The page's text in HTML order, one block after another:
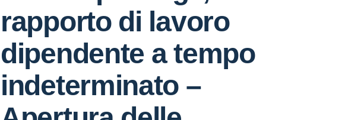
rapporto di lavoro
dipendente a tempo
indeterminato –